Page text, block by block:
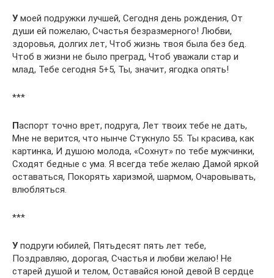
Умоей подружки лучшей, Сегодня день рождения, От
души ей пожелаю, Счастья безразмерного! Любви,
здоровья, долгих лет, Чтоб жизнь твоя была без бед.
Чтоб в жизни не было преград, Чтоб уважали стар и
млад, Тебе сегодня 5+5, Ты, значит, ягодка опять!
***
Паспорт точно врет, подруга, Лет твоих тебе не дать,
Мне не верится, что нынче Стукнуло 55. Ты красива, как
картинка, И душою молода, «Сохнут» по тебе мужчинки,
Сходят бедные с ума. Я всегда тебе желаю Дамой яркой
оставаться, Покорять харизмой, шармом, Очаровывать,
влюбляться.
***
Уподруги юбилей, Пятьдесят пять лет тебе,
Поздравляю, дорогая, Счастья и любви желаю! Не
старей душой и телом, Оставайся юной девой В сердце